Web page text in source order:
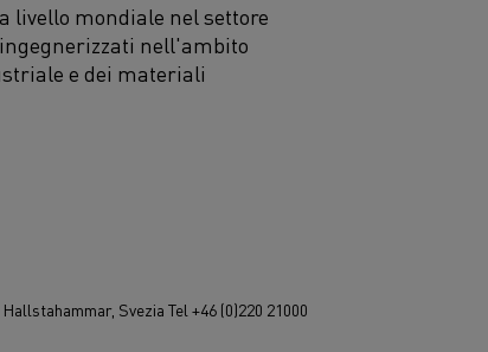
livello mondiale nel settore
nell'ambito
e dei materiali
Svezia Tel +46 (0)220 21000